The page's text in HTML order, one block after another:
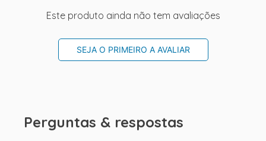
Este produto ainda não tem avaliações
SEJA O PRIMEIRO A AVALIAR
Perguntas & respostas